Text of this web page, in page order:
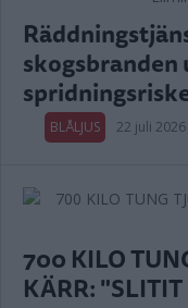
BLÅLJUS 22 juli
700 KILO
KÄRR: